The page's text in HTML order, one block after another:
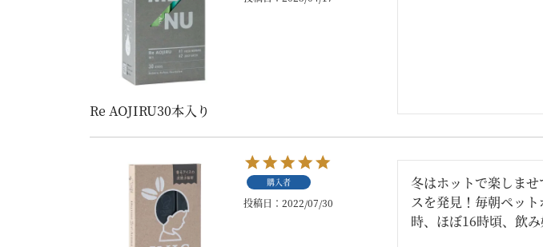
Re AOJIRU30本入り
購入者
投稿日 2022/07/30
冬はホットで楽しま
スを発見！毎朝ペッ
時、ほぼ16時頃、飲